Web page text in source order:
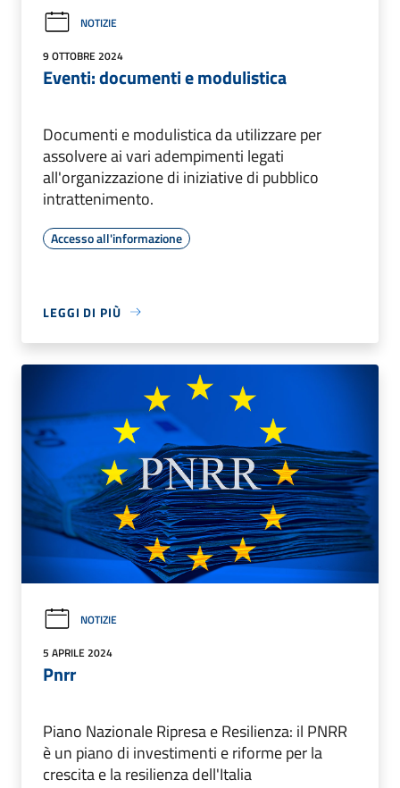
NOTIZIE
9 OTTOBRE 2024
Eventi: documenti e modulistica
Documenti e modulistica da utilizzare per
assolvere ai vari adempimenti legati
all'organizzazione di iniziative di pubblico
intrattenimento.
Accesso all'informazione
LEGGI DI PIÙ
NOTIZIE
5 APRILE 2024
Pnrr
Piano Nazionale Ripresa e Resilienza: il PNRR
è un piano di investimenti e riforme per la
crescita e la resilienza dell'Italia